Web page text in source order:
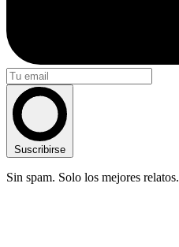
Suscribirse
Sin spam. Solo los mejores relatos.